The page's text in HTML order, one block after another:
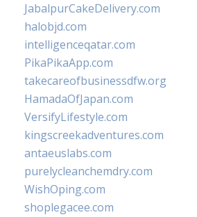
JabalpurCakeDelivery.com
halobjd.com
intelligenceqatar.com
PikaPikaApp.com
takecareofbusinessdfw.org
HamadaOfJapan.com
VersifyLifestyle.com
kingscreekadventures.com
antaeuslabs.com
purelycleanchemdry.com
WishOping.com
shoplegacee.com